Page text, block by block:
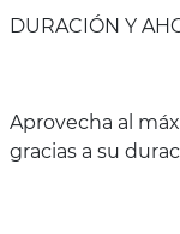
DURACIÓN Y
Aprovecha al
gracias a su